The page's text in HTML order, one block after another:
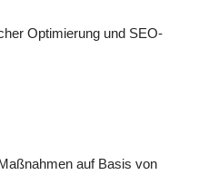
Optimierung und SEO-
auf Basis von